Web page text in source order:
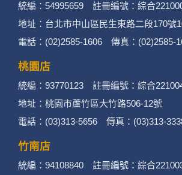
統編：54995659 註冊編號：綜合
地址：台北市中山區民生東路二段170號
電話：(02)2585-1606 傳真：(02)2585-
桃園店
統編：93770123 註冊編號：綜合
地址：桃園市蘆竹區大竹路506-12號
電話：(03)313-5656 傳真：(03)313-
竹南店
統編：94108840 註冊編號：綜合